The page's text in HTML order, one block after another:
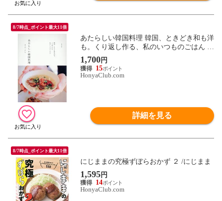
8/7時点_ポイント最大11倍
あたらしい韓国料理 韓国、ときどき和も洋
も。くり返し作る、私のいつものごはん /
キム・ナレ
1,700円
15
HonyaClub.com
詳細を見る
8/7時点_ポイント最大11倍
にじままの究極ずぼらおかず ２ /にじまま
1,595円
14
HonyaClub.com